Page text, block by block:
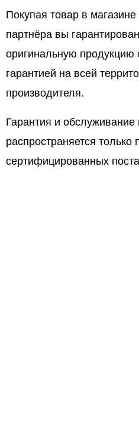
Покупая товар в
партнёра вы
оригинальную
гарантией на всей
производителя.
Гарантия и
распространяется только
сертифицированных